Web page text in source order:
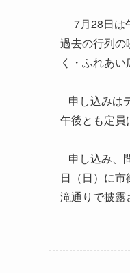
7月28日は
過去の行列の
く・ふれあい
申し込みは
午後とも定員
申し込み、
日（日）に
滝通りで披露